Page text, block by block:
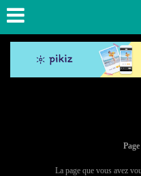
La page que vous avez